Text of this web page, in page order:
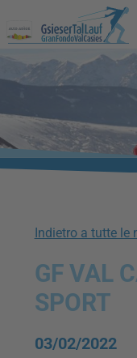
Indietro a tutte le
GF VAL
SPORT
03/02/2022